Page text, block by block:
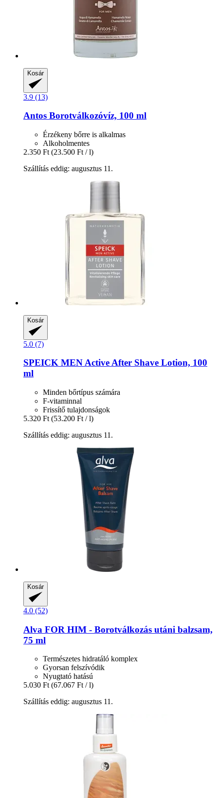
Kosár
3.9 (13)
Antos Borotválkozóvíz, 100 ml
Érzékeny bőrre is alkalmas
Alkoholmentes
2.350 Ft (23.500 Ft / l)
Szállítás eddig: augusztus 11.
Kosár
5.0 (7)
SPEICK MEN Active After Shave Lotion, 100
ml
Minden bőrtípus számára
F-vitaminnal
Frissítő tulajdonságok
5.320 Ft (53.200 Ft / l)
Szállítás eddig: augusztus 11.
Kosár
4.0 (52)
Alva FOR HIM -​ Borotválkozás utáni balzsam,
75 ml
Természetes hidratáló komplex
Gyorsan felszívódik
Nyugtató hatású
5.030 Ft (67.067 Ft / l)
Szállítás eddig: augusztus 11.